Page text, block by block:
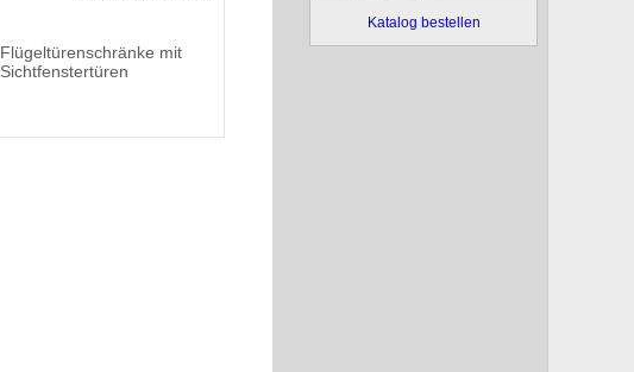
Flügeltürenschränke mit
Sichtfenstertüren
Katalog bestellen